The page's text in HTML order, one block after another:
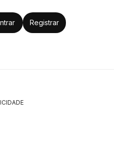
Registrar